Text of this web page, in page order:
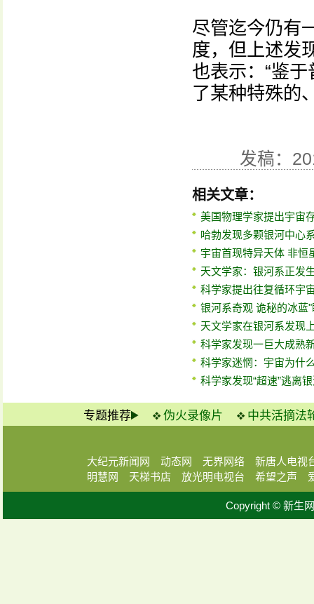
尽管迄今仍有
度，但上述发
也表示：“鉴
了某种特殊的
发稿：
相关文章：
美国物理学家提出宇宙
哈勃发现多颗银河中心
宇宙首现特异天体 非恒
天文学家：银河系正发
科学家提出往复循环宇
银河系奇观 诡秘的冰蓝
天文学家在银河系发现
科学家发现一巨大成熟
科学家迷惘：宇宙为什
科学家发现“超速”逃离
专题推荐 伪火录像片 中共活摘法
大纪元新闻网 动态网 无界网络
新唐人电视
明慧网
天梯书店 放光明电视台 希望之声
Copyright © 新生